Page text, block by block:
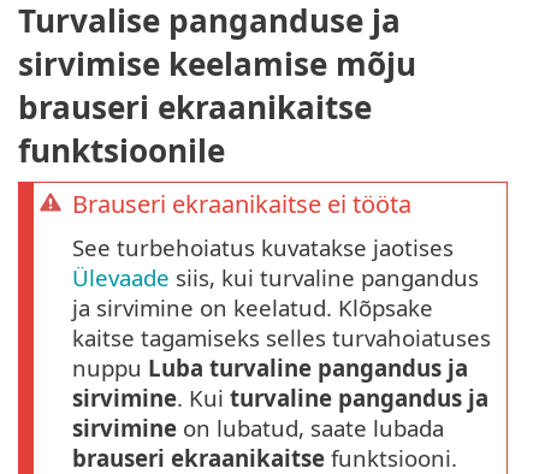
Turvalise panganduse ja
sirvimise keelamise mõju
brauseri ekraanikaitse
funktsioonile
Brauseri ekraanikaitse ei tööta
See turbehoiatus kuvatakse jaotises
Ülevaade siis, kui turvaline pangandus
ja sirvimine on keelatud. Klõpsake
kaitse tagamiseks selles turvahoiatuses
nuppu Luba turvaline pangandus ja
sirvimine. Kui turvaline pangandus ja
sirvimine on lubatud, saate lubada
brauseri ekraanikaitse funktsiooni.